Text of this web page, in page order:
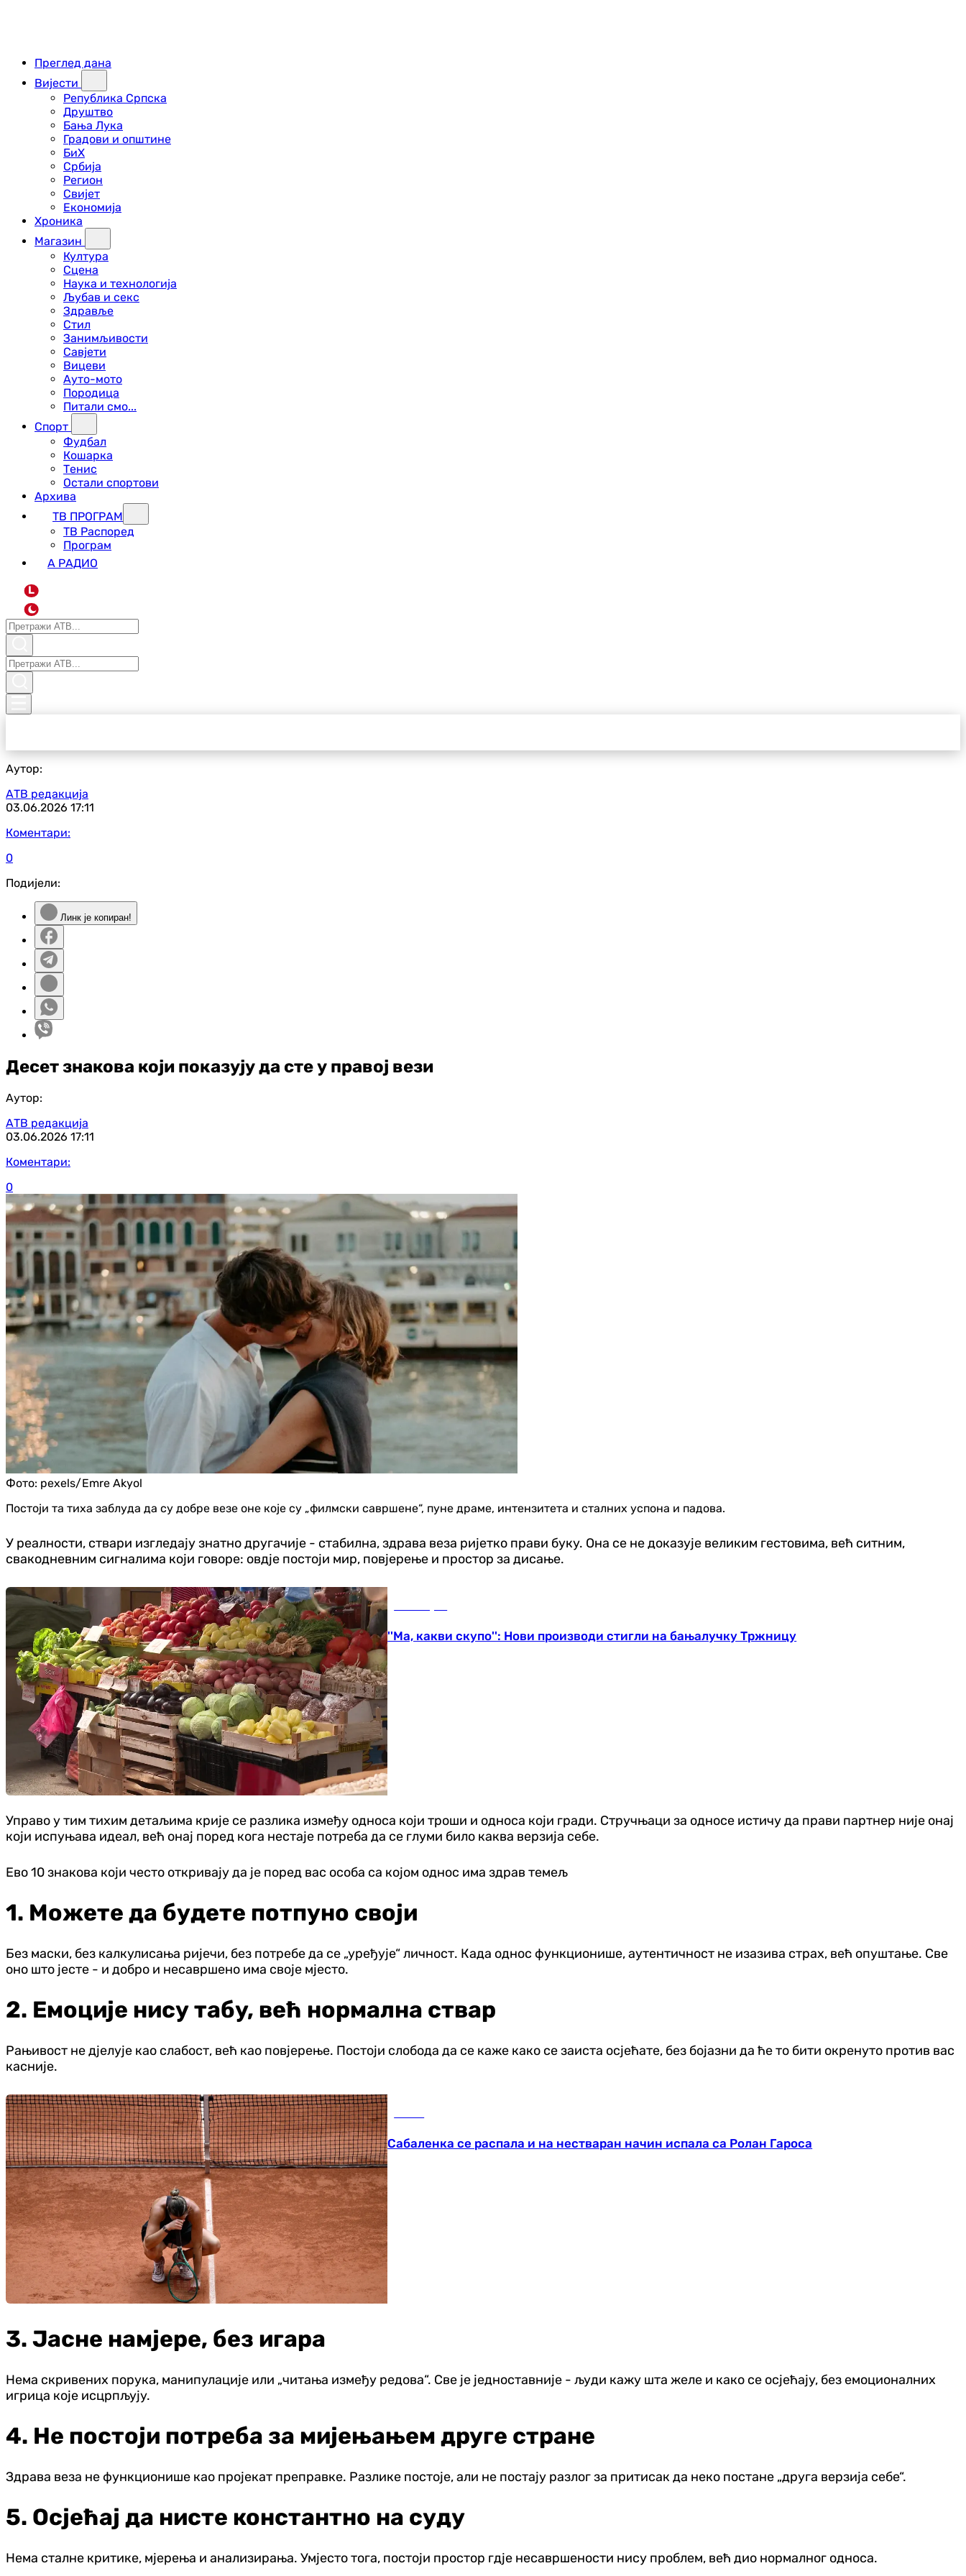
Преглед дана
Вијести
Република Српска
Друштво
Бања Лука
Градови и општине
БиХ
Србија
Регион
Свијет
Економија
Хроника
Магазин
Култура
Сцена
Наука и технологија
Љубав и секс
Здравље
Стил
Занимљивости
Савјети
Вицеви
Ауто-мото
Породица
Питали смо...
Спорт
Фудбал
Кошарка
Тенис
Остали спортови
Архива
ТВ ПРОГРАМ
ТВ Распоред
Програм
А РАДИО
L
Аутор:
АТВ редакција
03.06.2026 17:11
Коментари:
0
Подијели:
Линк је копиран!
Десет знакова који показују да сте у правој вези
Аутор:
АТВ редакција
03.06.2026 17:11
Коментари:
0
Фото: pexels/Emre Akyol
Постоји та тиха заблуда да су добре везе оне које су „филмски савршене“, пуне драме, интензитета и сталних успона и падова.
У реалности, ствари изгледају знатно другачије - стабилна, здрава веза ријетко прави буку. Она се не доказује великим гестовима, већ ситним,
свакодневним сигналима који говоре: овдје постоји мир, повјерење и простор за дисање.
''Ма, какви скупо'': Нови производи стигли на бањалучку Тржницу
Управо у тим тихим детаљима крије се разлика између односа који троши и односа који гради. Стручњаци за односе истичу да прави партнер није онај
који испуњава идеал, већ онај поред кога нестаје потреба да се глуми било каква верзија себе.
Ево 10 знакова који често откривају да је поред вас особа са којом однос има здрав темељ
1. Можете да будете потпуно своји
Без маски, без калкулисања ријечи, без потребе да се „уређује“ личност. Када однос функционише, аутентичност не изазива страх, већ опуштање. Све
оно што јесте - и добро и несавршено има своје мјесто.
2. Емоције нису табу, већ нормална ствар
Рањивост не дјелује као слабост, већ као повјерење. Постоји слобода да се каже како се заиста осјећате, без бојазни да ће то бити окренуто против вас
касније.
Сабаленка се распала и на нестваран начин испала са Ролан Гароса
3. Јасне намјере, без игара
Нема скривених порука, манипулације или „читања између редова“. Све је једноставније - људи кажу шта желе и како се осјећају, без емоционалних
игрица које исцрпљују.
4. Не постоји потреба за мијењањем друге стране
Здрава веза не функционише као пројекат преправке. Разлике постоје, али не постају разлог за притисак да неко постане „друга верзија себе“.
5. Осјећај да нисте константно на суду
Нема сталне критике, мјерења и анализирања. Умјесто тога, постоји простор гдје несавршености нису проблем, већ дио нормалног односа.